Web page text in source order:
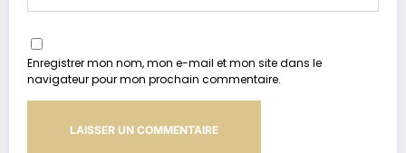
Enregistrer mon nom, mon e-mail et mon site dans le
navigateur pour mon prochain commentaire.